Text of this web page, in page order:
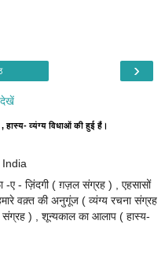
›
देखें
व्यंग्य विधाओं की हुई हैं।
ए - ज़िंदगी ( ग़ज़ल संग्रह ) , एहसासों
वक़्त की अनुगूंज ( व्यंग्य रचना संग्रह
संग्रह ) , शून्यकाल का आलाप ( हास्य-